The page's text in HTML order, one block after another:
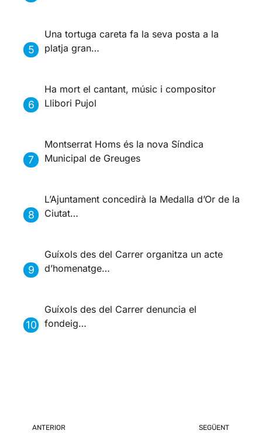
Una tortuga careta fa la seva posta a la
platja gran…
Ha mort el cantant, músic i compositor
Llibori Pujol
Montserrat Homs és la nova Síndica
Municipal de Greuges
L’Ajuntament concedirà la Medalla d’Or de la
Ciutat…
Guíxols des del Carrer organitza un acte
d’homenatge…
Guíxols des del Carrer denuncia el
fondeig…
ANTERIOR SEGÜENT